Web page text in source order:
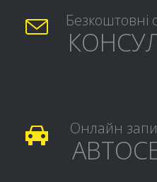
 Безкоштовні
 Онлайн